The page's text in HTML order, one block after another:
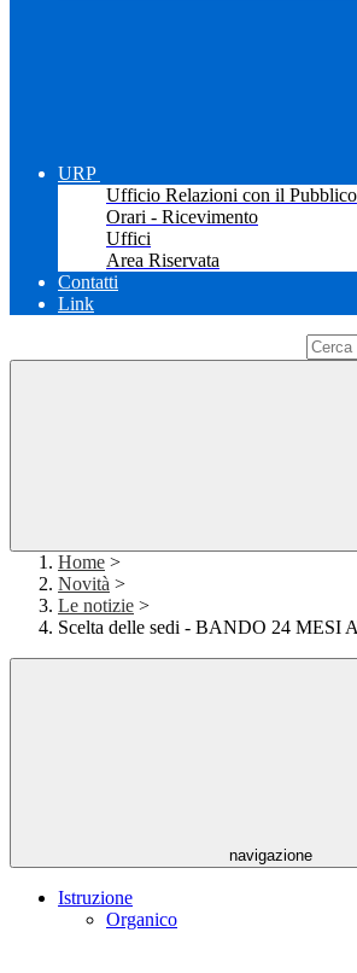
URP
Ufficio Relazioni con il Pubblico
Orari - Ricevimento
Uffici
Area Riservata
Contatti
Link
Home >
Novità >
Le notizie >
Scelta delle sedi - BANDO 24 MESI
navigazione
Istruzione
Organico